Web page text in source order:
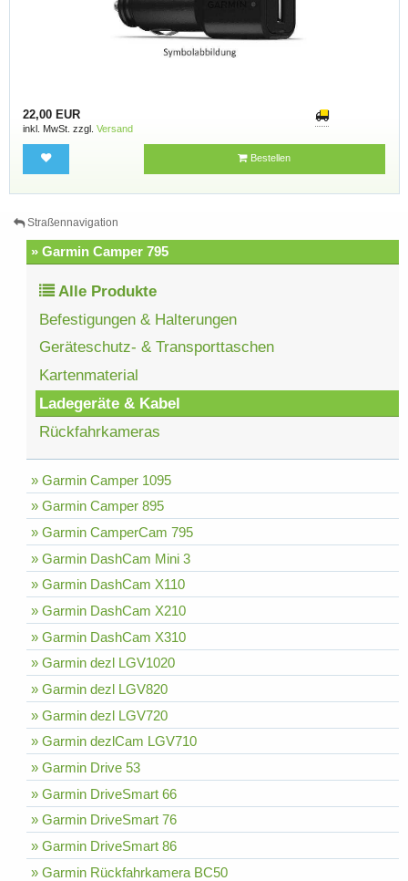
22,00 EUR
inkl. MwSt. zzgl. Versand
Bestellen
Straßennavigation
» Garmin Camper 795
Alle Produkte
Befestigungen & Halterungen
Geräteschutz- & Transporttaschen
Kartenmaterial
Ladegeräte & Kabel
Rückfahrkameras
» Garmin Camper 1095
» Garmin Camper 895
» Garmin CamperCam 795
» Garmin DashCam Mini 3
» Garmin DashCam X110
» Garmin DashCam X210
» Garmin DashCam X310
» Garmin dezl LGV1020
» Garmin dezl LGV820
» Garmin dezl LGV720
» Garmin dezlCam LGV710
» Garmin Drive 53
» Garmin DriveSmart 66
» Garmin DriveSmart 76
» Garmin DriveSmart 86
» Garmin Rückfahrkamera BC50